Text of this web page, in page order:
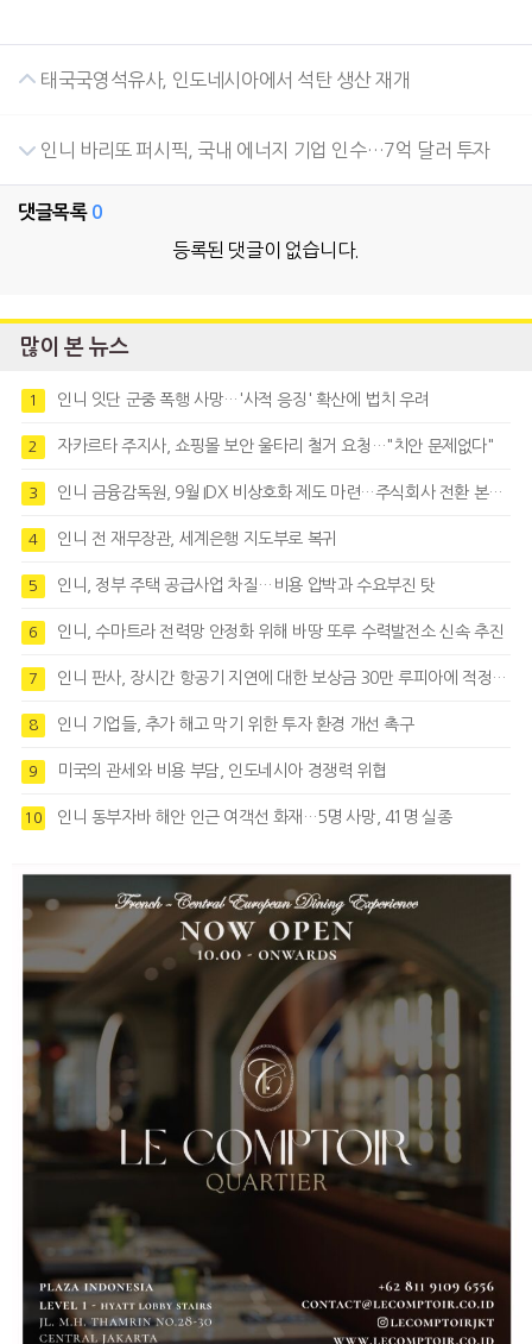
태국국영석유사, 인도네시아에서 석탄 생산 재개
인니 바리또 퍼시픽, 국내 에너지 기업 인수…7억 달러 투자
댓글목록 0
등록된 댓글이 없습니다.
많이 본 뉴스
1 인니 잇단 군중 폭행 사망…'사적 응징' 확산에 법치 우려
2 자카르타 주지사, 쇼핑몰 보안 울타리 철거 요청…"치안 문제없다"
3 인니 금융감독원, 9월 IDX 비상호화 제도 마련…주식회사 전환 본격화
4 인니 전 재무장관, 세계은행 지도부로 복귀
5 인니, 정부 주택 공급사업 차질…비용 압박과 수요부진 탓
6 인니, 수마트라 전력망 안정화 위해 바땅 또루 수력발전소 신속 추진
7 인니 판사, 장시간 항공기 지연에 대한 보상금 30만 루피아에 적정성 제기
8 인니 기업들, 추가 해고 막기 위한 투자 환경 개선 촉구
9 미국의 관세와 비용 부담, 인도네시아 경쟁력 위협
10 인니 동부자바 해안 인근 여객선 화재…5명 사망, 41명 실종